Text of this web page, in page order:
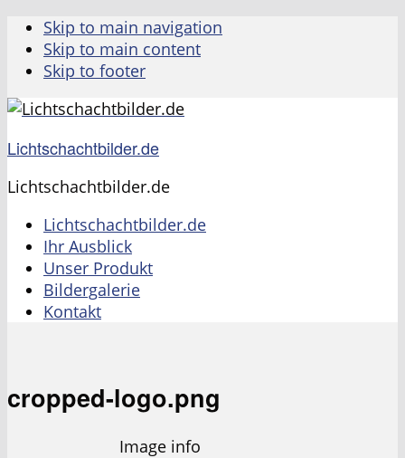
Skip to main navigation
Skip to main content
Skip to footer
Lichtschachtbilder.de
Lichtschachtbilder.de
Lichtschachtbilder.de
Ihr Ausblick
Unser Produkt
Bildergalerie
Kontakt
cropped-logo.png
Image info